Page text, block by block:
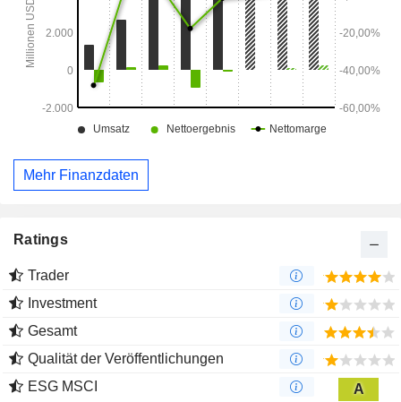
Mehr Finanzdaten
Ratings
Trader
Investment
Gesamt
Qualität der Veröffentlichungen
ESG MSCI
A